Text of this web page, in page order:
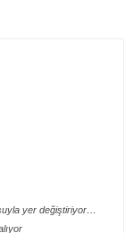
yer değiştiriyor…